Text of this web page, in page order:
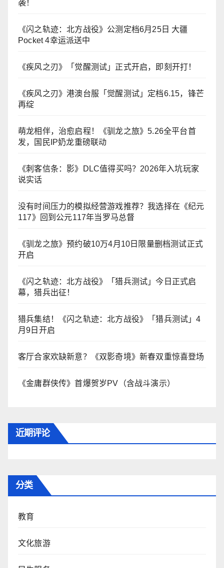
袭！
《闪之轨迹：北方战役》公测定档6月25日 大疆
Pocket 4幸运派送中
《疾风之刃》「觉醒测试」正式开启，即刻开打！
《疾风之刃》港澳台服「觉醒测试」定档6.15，锋芒
再绽
萌龙相伴，治愈启程！《驯龙之旅》5.26全平台首
发，国民IP奶龙重磅联动
《刺客信条：影》DLC值得买吗？2026年入坑玩家
说实话
没有时间压力的模拟经营游戏推荐？我选择在《纪元
117》回到公元117年当罗马总督
《驯龙之旅》预约破10万4月10日限量删档测试正式
开启
《闪之轨迹：北方战役》「猎兵测试」今日正式启
幕，猎兵出征！
猎兵集结！《闪之轨迹：北方战役》「猎兵测试」4
月9日开启
客厅合家欢缺新意？《双影奇境》新春双重惊喜登场
《金庸群侠传》首爆贺岁PV（含战斗演示）
近期评论
分类
教育
文化旅游